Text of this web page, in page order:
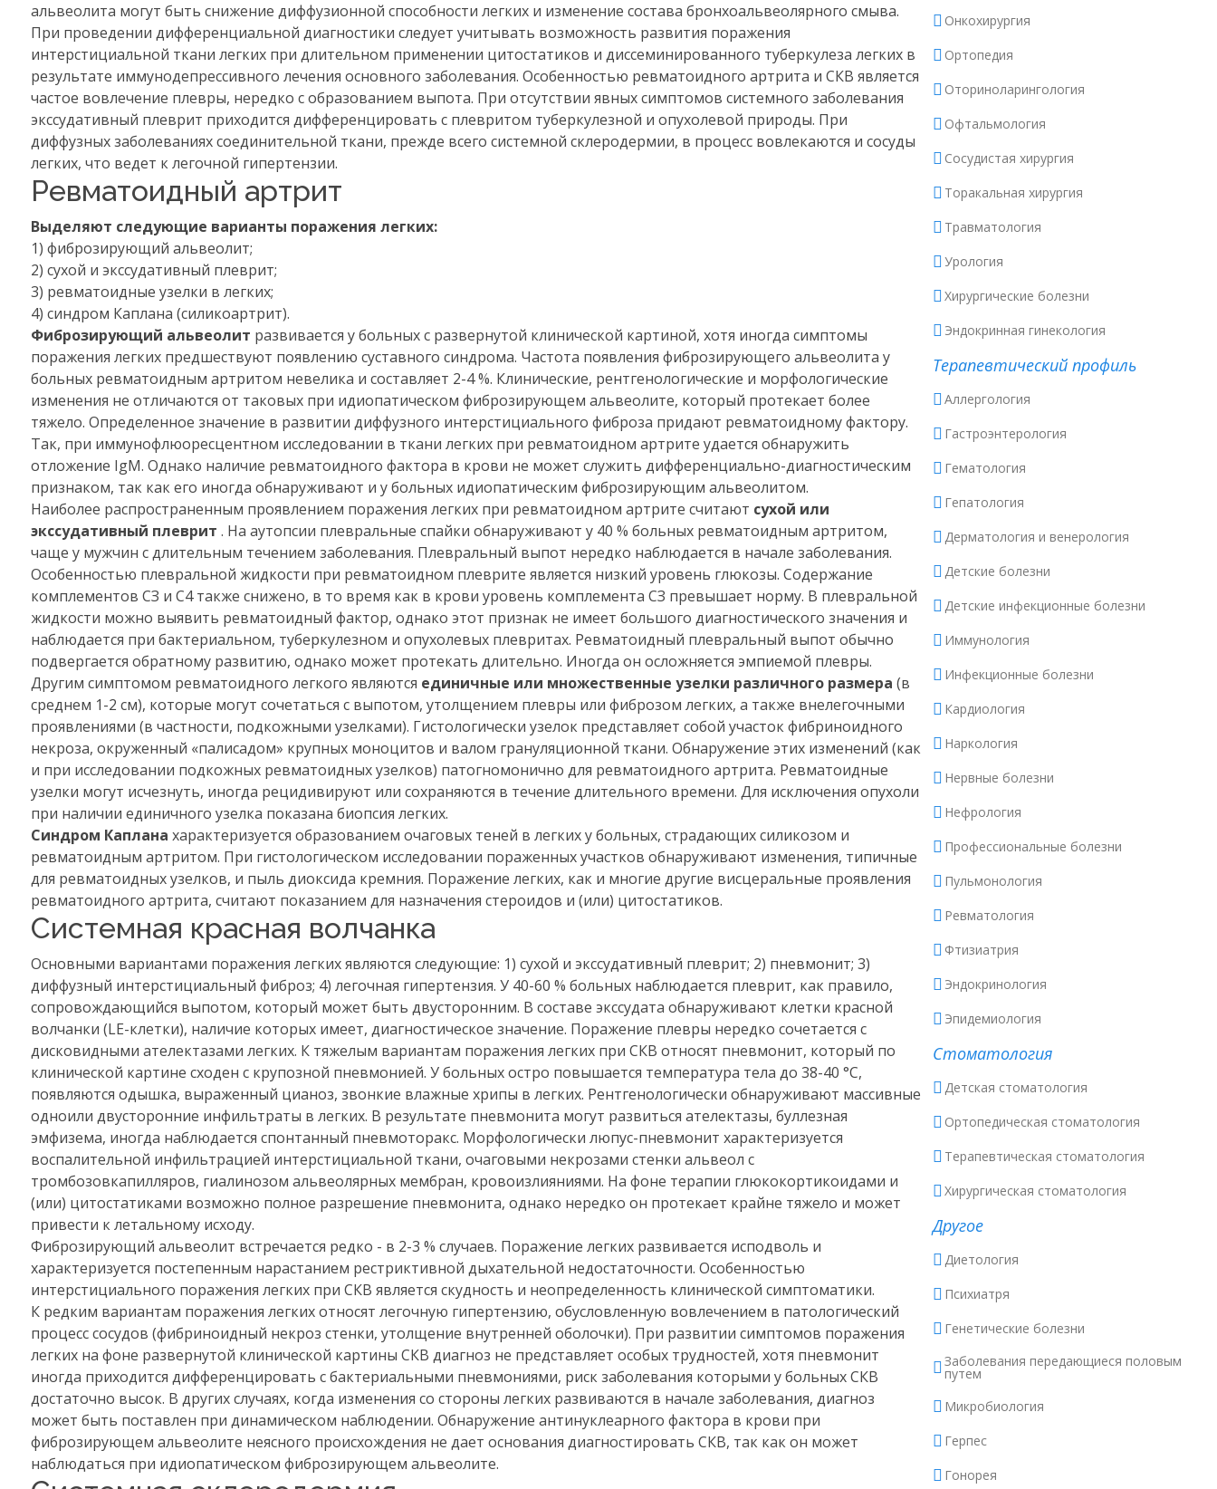
альвеолита могут быть снижение диффузионной способности легких и изменение состава бронхоальвеолярного смыва.
При проведении дифференциальной диагностики следует учитывать возможность развития поражения
интерстициальной ткани легких при длительном применении цитостатиков и диссеминированного туберкулеза легких в
результате иммунодепрессивного лечения основного заболевания. Особенностью ревматоидного артрита и СКВ является
частое вовлечение плевры, нередко с образованием выпота. При отсутствии явных симптомов системного заболевания
экссудативный плеврит приходится дифференцировать с плевритом туберкулезной и опухолевой природы. При
диффузных заболеваниях соединительной ткани, прежде всего системной склеродермии, в процесс вовлекаются и сосуды
легких, что ведет к легочной гипертензии.
Ревматоидный артрит
Выделяют следующие варианты поражения легких:
1) фиброзирующий альвеолит;
2) сухой и экссудативный плеврит;
3) ревматоидные узелки в легких;
4) синдром Каплана (силикоартрит).
Фиброзирующий альвеолит развивается у больных с развернутой клинической картиной, хотя иногда симптомы
поражения легких предшествуют появлению суставного синдрома. Частота появления фиброзирующего альвеолита у
больных ревматоидным артритом невелика и составляет 2-4 %. Клинические, рентгенологические и морфологические
изменения не отличаются от таковых при идиопатическом фиброзирующем альвеолите, который протекает более
тяжело. Определенное значение в развитии диффузного интерстициального фиброза придают ревматоидному фактору.
Так, при иммунофлюоресцентном исследовании в ткани легких при ревматоидном артрите удается обнаружить
отложение IgM. Однако наличие ревматоидного фактора в крови не может служить дифференциально-диагностическим
признаком, так как его иногда обнаруживают и у больных идиопатическим фиброзирующим альвеолитом.
Наиболее распространенным проявлением поражения легких при ревматоидном артрите считают сухой или
экссудативный плеврит . На аутопсии плевральные спайки обнаруживают у 40 % больных ревматоидным артритом,
чаще у мужчин с длительным течением заболевания. Плевральный выпот нередко наблюдается в начале заболевания.
Особенностью плевральной жидкости при ревматоидном плеврите является низкий уровень глюкозы. Содержание
комплементов СЗ и С4 также снижено, в то время как в крови уровень комплемента СЗ превышает норму. В плевральной
жидкости можно выявить ревматоидный фактор, однако этот признак не имеет большого диагностического значения и
наблюдается при бактериальном, туберкулезном и опухолевых плевритах. Ревматоидный плевральный выпот обычно
подвергается обратному развитию, однако может протекать длительно. Иногда он осложняется эмпиемой плевры.
Другим симптомом ревматоидного легкого являются единичные или множественные узелки различного размера (в
среднем 1-2 см), которые могут сочетаться с выпотом, утолщением плевры или фиброзом легких, а также внелегочными
проявлениями (в частности, подкожными узелками). Гистологически узелок представляет собой участок фибриноидного
некроза, окруженный «палисадом» крупных моноцитов и валом грануляционной ткани. Обнаружение этих изменений (как
и при исследовании подкожных ревматоидных узелков) патогномонично для ревматоидного артрита. Ревматоидные
узелки могут исчезнуть, иногда рецидивируют или сохраняются в течение длительного времени. Для исключения опухоли
при наличии единичного узелка показана биопсия легких.
Синдром Каплана характеризуется образованием очаговых теней в легких у больных, страдающих силикозом и
ревматоидным артритом. При гистологическом исследовании пораженных участков обнаруживают изменения, типичные
для ревматоидных узелков, и пыль диоксида кремния. Поражение легких, как и многие другие висцеральные проявления
ревматоидного артрита, считают показанием для назначения стероидов и (или) цитостатиков.
Системная красная волчанка
Основными вариантами поражения легких являются следующие: 1) сухой и экссудативный плеврит; 2) пневмонит; 3)
диффузный интерстициальный фиброз; 4) легочная гипертензия. У 40-60 % больных наблюдается плеврит, как правило,
сопровождающийся выпотом, который может быть двусторонним. В составе экссудата обнаруживают клетки красной
волчанки (LE-клетки), наличие которых имеет, диагностическое значение. Поражение плевры нередко сочетается с
дисковидными ателектазами легких. К тяжелым вариантам поражения легких при СКВ относят пневмонит, который по
клинической картине сходен с крупозной пневмонией. У больных остро повышается температура тела до 38-40 °С,
появляются одышка, выраженный цианоз, звонкие влажные хрипы в легких. Рентгенологически обнаруживают массивные
одноили двусторонние инфильтраты в легких. В результате пневмонита могут развиться ателектазы, буллезная
эмфизема, иногда наблюдается спонтанный пневмоторакс. Морфологически люпус-пневмонит характеризуется
воспалительной инфильтрацией интерстициальной ткани, очаговыми некрозами стенки альвеол с
тромбозовкапилляров, гиалинозом альвеолярных мембран, кровоизлияниями. На фоне терапии глюкокортикоидами и
(или) цитостатиками возможно полное разрешение пневмонита, однако нередко он протекает крайне тяжело и может
привести к летальному исходу.
Фиброзирующий альвеолит встречается редко - в 2-3 % случаев. Поражение легких развивается исподволь и
характеризуется постепенным нарастанием рестриктивной дыхательной недостаточности. Особенностью
интерстициального поражения легких при СКВ является скудность и неопределенность клинической симптоматики.
К редким вариантам поражения легких относят легочную гипертензию, обусловленную вовлечением в патологический
процесс сосудов (фибриноидный некроз стенки, утолщение внутренней оболочки). При развитии симптомов поражения
легких на фоне развернутой клинической картины СКВ диагноз не представляет особых трудностей, хотя пневмонит
иногда приходится дифференцировать с бактериальными пневмониями, риск заболевания которыми у больных СКВ
достаточно высок. В других случаях, когда изменения со стороны легких развиваются в начале заболевания, диагноз
может быть поставлен при динамическом наблюдении. Обнаружение антинуклеарного фактора в крови при
фиброзирующем альвеолите неясного происхождения не дает основания диагностировать СКВ, так как он может
наблюдаться при идиопатическом фиброзирующем альвеолите.
Онкохирургия
Ортопедия
Оториноларингология
Офтальмология
Сосудистая хирургия
Торакальная хирургия
Травматология
Урология
Хирургические болезни
Эндокринная гинекология
Терапевтический профиль
Аллергология
Гастроэнтерология
Гематология
Гепатология
Дерматология и венерология
Детские болезни
Детские инфекционные болезни
Иммунология
Инфекционные болезни
Кардиология
Наркология
Нервные болезни
Нефрология
Профессиональные болезни
Пульмонология
Ревматология
Фтизиатрия
Эндокринология
Эпидемиология
Стоматология
Детская стоматология
Ортопедическая стоматология
Терапевтическая стоматология
Хирургическая стоматология
Другое
Диетология
Психиатря
Генетические болезни
Заболевания передающиеся половым
путем
Микробиология
Герпес
Гонорея